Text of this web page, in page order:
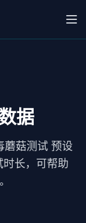
据
蘑菇测试 预设
时长，可帮助